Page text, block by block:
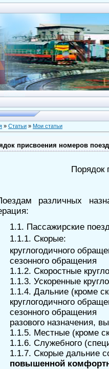
» Статьи » Мои статьи
присвоения номеров
Порядок
различных
1.1. Пассажирские
1.1.1. Скорые:
круглогодичного
сезонного обращения
1.1.2. Скоростные
1.1.3. Ускоренные
1.1.4. Дальние (кроме
круглогодичного
сезонного обращения
разового назначения,
1.1.5. Местные (кроме
1.1.6. Служебного
1.1.7. Скорые дальние
повышенной